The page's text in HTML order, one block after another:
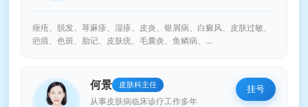
痤疮、脱发、荨麻疹、湿疹、皮炎、银屑病、白癜风、皮肤过敏、
疤痕、色斑、胎记、皮肤疣、毛囊炎、鱼鳞病、...
何景 皮肤科主任
从事皮肤病临床诊疗工作多年
挂号